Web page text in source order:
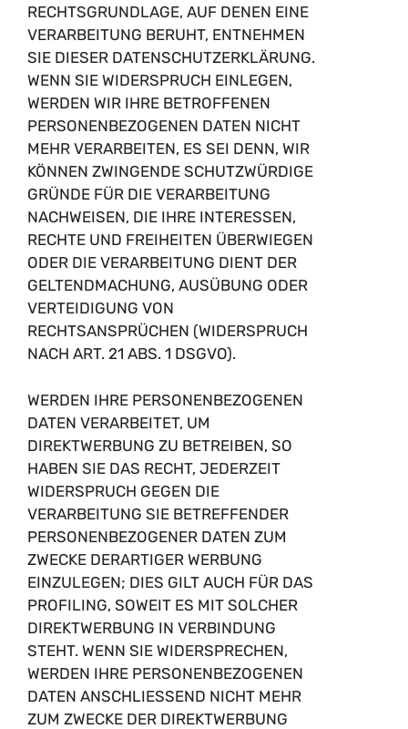
RECHTSGRUNDLAGE, AUF DENEN EINE
VERARBEITUNG BERUHT, ENTNEHMEN
SIE DIESER DATENSCHUTZERKLÄRUNG.
WENN SIE WIDERSPRUCH EINLEGEN,
WERDEN WIR IHRE BETROFFENEN
PERSONENBEZOGENEN DATEN NICHT
MEHR VERARBEITEN, ES SEI DENN, WIR
KÖNNEN ZWINGENDE SCHUTZWÜRDIGE
GRÜNDE FÜR DIE VERARBEITUNG
NACHWEISEN, DIE IHRE INTERESSEN,
RECHTE UND FREIHEITEN ÜBERWIEGEN
ODER DIE VERARBEITUNG DIENT DER
GELTENDMACHUNG, AUSÜBUNG ODER
VERTEIDIGUNG VON
RECHTSANSPRÜCHEN (WIDERSPRUCH
NACH ART. 21 ABS. 1 DSGVO).
WERDEN IHRE PERSONENBEZOGENEN
DATEN VERARBEITET, UM
DIREKTWERBUNG ZU BETREIBEN, SO
HABEN SIE DAS RECHT, JEDERZEIT
WIDERSPRUCH GEGEN DIE
VERARBEITUNG SIE BETREFFENDER
PERSONENBEZOGENER DATEN ZUM
ZWECKE DERARTIGER WERBUNG
EINZULEGEN; DIES GILT AUCH FÜR DAS
PROFILING, SOWEIT ES MIT SOLCHER
DIREKTWERBUNG IN VERBINDUNG
STEHT. WENN SIE WIDERSPRECHEN,
WERDEN IHRE PERSONENBEZOGENEN
DATEN ANSCHLIESSEND NICHT MEHR
ZUM ZWECKE DER DIREKTWERBUNG